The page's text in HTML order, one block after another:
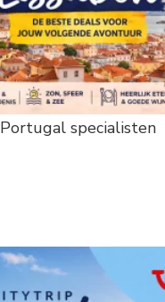
Portugal specialisten